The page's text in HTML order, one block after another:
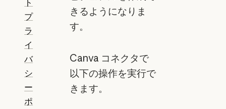
ト
プ
ラ
イ
バ
シ
ー
ポ
きるようになりま
す。
Canva コネクタで
以下の操作を実行で
きます。